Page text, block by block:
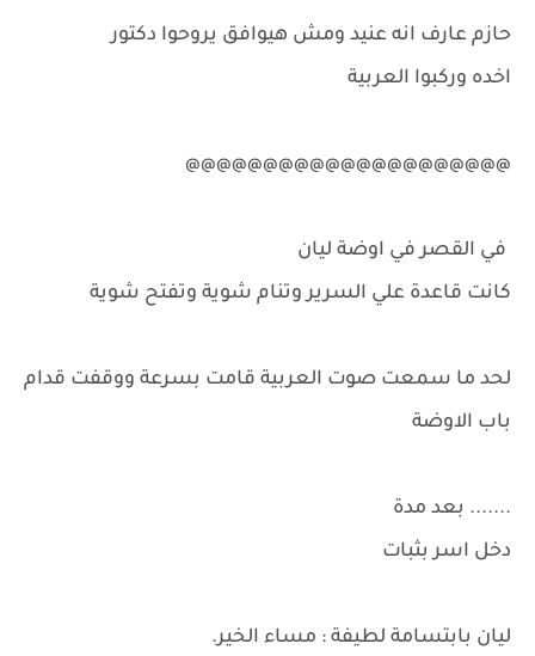
حازم عارف انه عنيد ومش هيوافق يروحوا دكتور
اخده وركبوا العربية
@@@@@@@@@@@@@@@@@@@@@
في القصر في اوضة ليان
كانت قاعدة علي السرير وتنام شوية وتفتح شوية
لحد ما سمعت صوت العربية قامت بسرعة ووقفت قدام
باب الاوضة
....... بعد مدة
دخل اسر بثبات
ليان بابتسامة لطيفة : مساء الخير.